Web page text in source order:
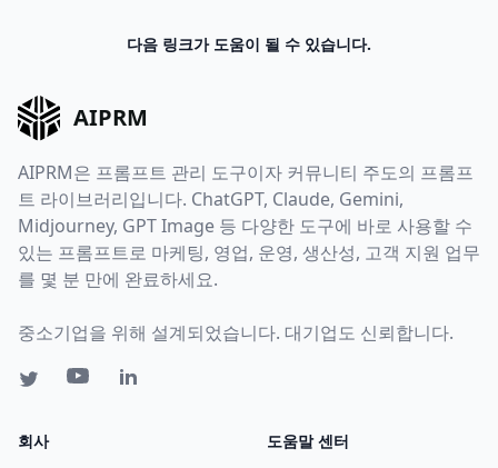
다음 링크가 도움이 될 수 있습니다.
AIPRM
AIPRM은 프롬프트 관리 도구이자 커뮤니티 주도의 프롬프
트 라이브러리입니다. ChatGPT, Claude, Gemini,
Midjourney, GPT Image 등 다양한 도구에 바로 사용할 수
있는 프롬프트로 마케팅, 영업, 운영, 생산성, 고객 지원 업무
를 몇 분 만에 완료하세요.
중소기업을 위해 설계되었습니다. 대기업도 신뢰합니다.
회사 도움말 센터